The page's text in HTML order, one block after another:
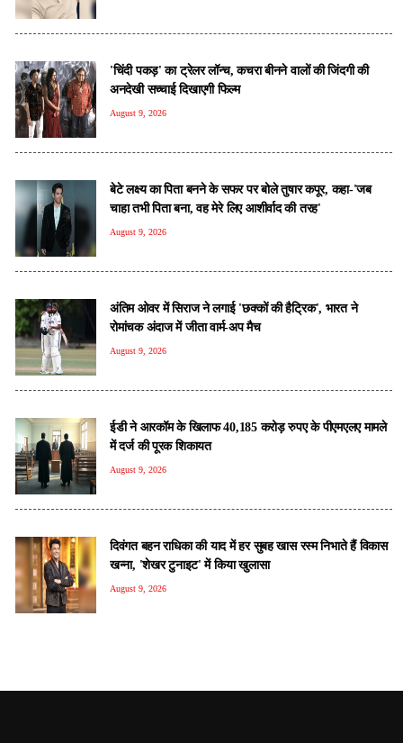
'चिंदी पकड़' का ट्रेलर लॉन्च, कचरा बीनने वालों की जिंदगी की
अनदेखी सच्चाई दिखाएगी फिल्म
August 9, 2026
बेटे लक्ष्य का पिता बनने के सफर पर बोले तुषार कपूर, कहा-'जब
चाहा तभी पिता बना, वह मेरे लिए आशीर्वाद की तरह'
August 9, 2026
अंतिम ओवर में सिराज ने लगाई 'छक्कों की हैट्रिक', भारत ने
रोमांचक अंदाज में जीता वार्म-अप मैच
August 9, 2026
ईडी ने आरकॉम के खिलाफ 40,185 करोड़ रुपए के पीएमएलए मामले
में दर्ज की पूरक शिकायत
August 9, 2026
दिवंगत बहन राधिका की याद में हर सुबह खास रस्म निभाते हैं विकास
खन्ना, 'शेखर टुनाइट' में किया खुलासा
August 9, 2026